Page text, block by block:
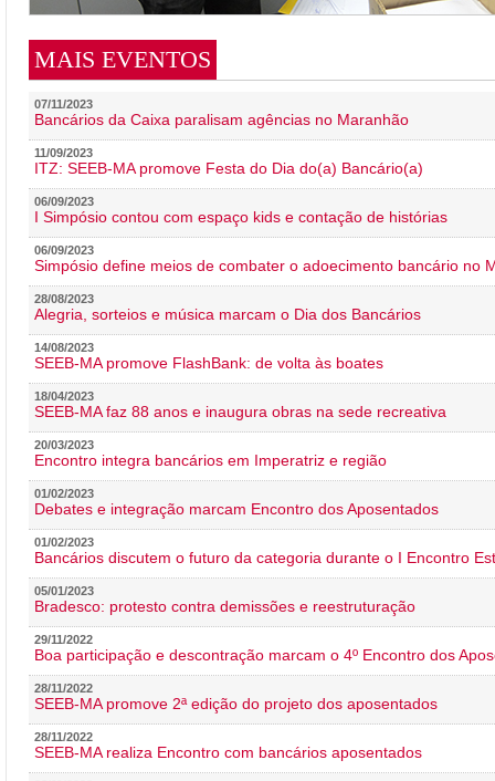
MAIS EVENTOS
07/11/2023
Bancários da Caixa paralisam agências no Maranhão
11/09/2023
ITZ: SEEB-MA promove Festa do Dia do(a) Bancário(a)
06/09/2023
I Simpósio contou com espaço kids e contação de histórias
06/09/2023
Simpósio define meios de combater o adoecimento bancário no
28/08/2023
Alegria, sorteios e música marcam o Dia dos Bancários
14/08/2023
SEEB-MA promove FlashBank: de volta às boates
18/04/2023
SEEB-MA faz 88 anos e inaugura obras na sede recreativa
20/03/2023
Encontro integra bancários em Imperatriz e região
01/02/2023
Debates e integração marcam Encontro dos Aposentados
01/02/2023
Bancários discutem o futuro da categoria durante o I Encontro
05/01/2023
Bradesco: protesto contra demissões e reestruturação
29/11/2022
Boa participação e descontração marcam o 4º Encontro dos
28/11/2022
SEEB-MA promove 2ª edição do projeto dos aposentados
28/11/2022
SEEB-MA realiza Encontro com bancários aposentados